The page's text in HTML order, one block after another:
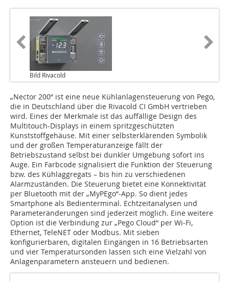
Bild Rivacold
„Nector 200“ ist eine neue Kühlanlagensteue­rung von Pego,
die in Deutschland über die Rivacold CI GmbH vertrieben
wird. Eines der Merkmale ist das auffällige Design des
Multitouch-Displays in einem spritzgeschützten
Kunststoffgehäuse. Mit einer selbsterklärenden Symbolik
und der großen Temperaturanzeige fällt der
Betriebszustand selbst bei dunkler Umgebung sofort ins
Auge. Ein Farbcode signalisiert die Funktion der Steuerung
bzw. des Kühlaggregats – bis hin zu verschiedenen
Alarmzuständen. Die Steuerung bietet eine Konnektivität
per Bluetooth mit der „MyPEgo“-App. So dient jedes
Smartphone als Bedienterminal. Echtzeitanalysen und
Parameteränderungen sind jederzeit möglich. Eine weitere
Option ist die Verbindung zur „Pego Cloud“ per Wi-Fi,
Ethernet, TeleNET oder Modbus. Mit sieben
konfigurierbaren, digitalen Eingängen in 16 Betriebsarten
und vier Temperatursonden lassen sich eine Vielzahl von
Anlagenparametern ansteuern und bedienen.